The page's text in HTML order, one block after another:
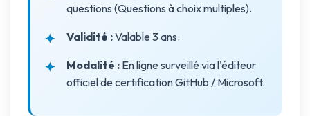
questions (Questions à choix multiples).
Validité :Valable 3 ans.
Modalité : En ligne surveillé via l'éditeur
officiel de certification GitHub / Microsoft.